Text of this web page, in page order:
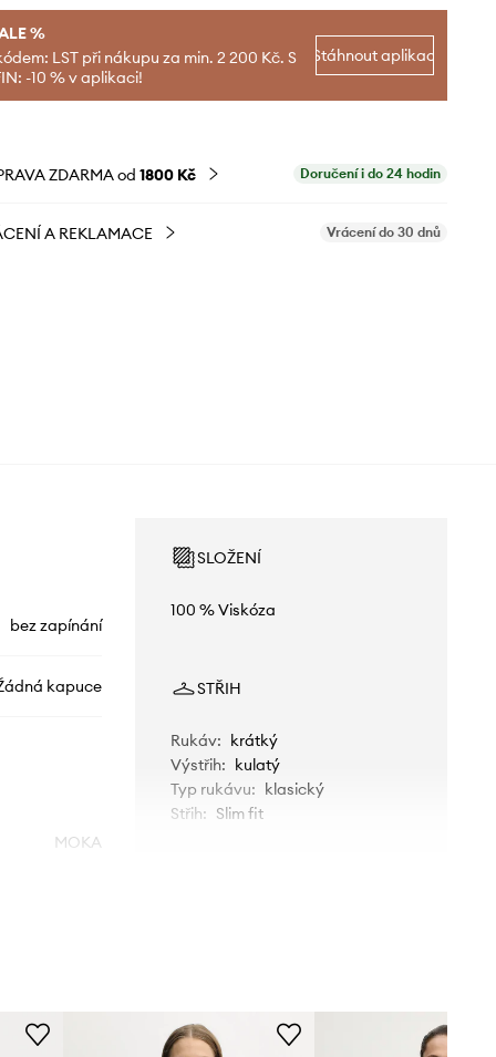
%
LST při nákupu za min. 2 200 Kč. S
-10 % v aplikaci!
Stáhnout aplikaci
ZDARMA od 1800 Kč Doručení i do 24 hodin
A REKLAMACE Vrácení do 30 dnů
bez zapínání
kapuce
MOKA
SLOŽENÍ
100 % Viskóza
STŘIH
Rukáv: krátký
Výstřih: kulatý
Typ rukávu: klasický
Střih: Slim fit